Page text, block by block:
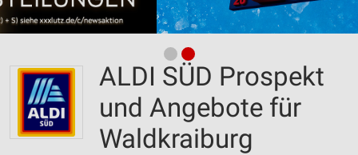
ALDI SÜD Prospekt
und Angebote für
Waldkraiburg